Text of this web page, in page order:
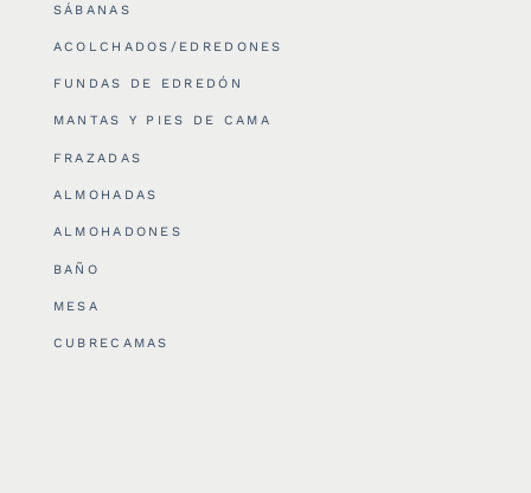
SÁBANAS
ACOLCHADOS/EDREDONES
FUNDAS DE EDREDÓN
MANTAS Y PIES DE CAMA
FRAZADAS
ALMOHADAS
ALMOHADONES
BAÑO
MESA
CUBRECAMAS